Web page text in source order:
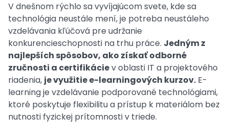
V dnešnom rýchlo sa vyvíjajúcom svete, kde sa
technológia neustále mení, je potreba neustáleho
vzdelávania kľúčová pre udržanie
konkurencieschopnosti na trhu práce. Jedným z
najlepších spôsobov, ako získať odborné
zručnosti a certifikáciev oblasti IT a projektového
riadenia, je využitie e-learningových kurzov. E-
learning je vzdelávanie podporované technológiami,
ktoré poskytuje flexibilitu a prístup k materiálom bez
nutnosti fyzickej prítomnosti v triede.